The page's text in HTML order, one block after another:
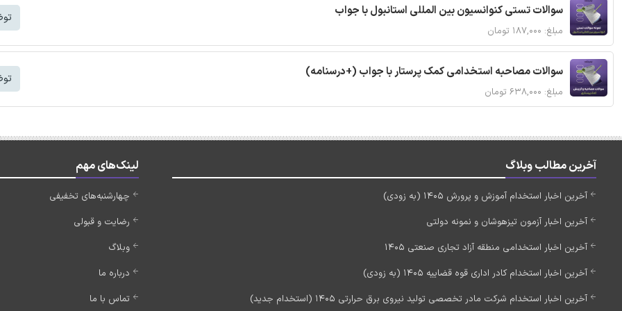
سوالات تستی کنوانسیون بین المللی استانبول با جواب
مبلغ: ۱۸۷,۰۰۰ تومان
سوالات مصاحبه استخدامی کمک پرستار با جواب (+درسنامه)
مبلغ: ۶۳۸,۰۰۰ تومان
آخرین مطالب وبلاگ
آخرین اخبار استخدام آموزش و پرورش 1405 (به زودی)
آخرین اخبار آزمون تیزهوشان و نمونه دولتی
آخرین اخبار استخدامی منطقه آزاد تجاری صنعتی 1405
آخرین اخبار استخدام کادر اداری قوه قضاییه 1405 (به زودی)
آخرین اخبار استخدام شرکت مادر تخصصی تولید نیروی برق حرارتی 1405 (استخدام جدید)
لینک‌های مهم
چهارشنبه‌های تخفیفی
رضایت و قبولی
وبلاگ
درباره ما
تماس با ما